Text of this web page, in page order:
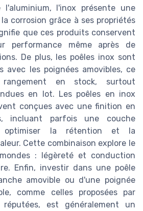
l'inox présente une
corrosion grâce à ses propriétés
que ces produits conservent
performance même après de
De plus, les poêles inox sont
avec les poignées amovibles, ce
en stock, surtout
en lot. Les poêles en inox
conçues avec une finition en
incluant parfois une couche
optimiser la rétention et la
Cette combinaison explore le
: légèreté et conduction
Enfin, investir dans une poêle
amovible ou d'une poignée
comme celles proposées par
réputées, est généralement un